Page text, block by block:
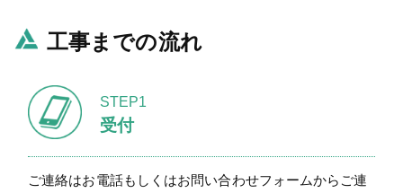
工事までの流れ
受付
STEP1
ご連絡はお電話もしくはお問い合わせフォームからご連